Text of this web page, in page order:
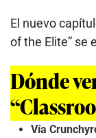
El nuevo
of the Elite” se
Dónde
Vía